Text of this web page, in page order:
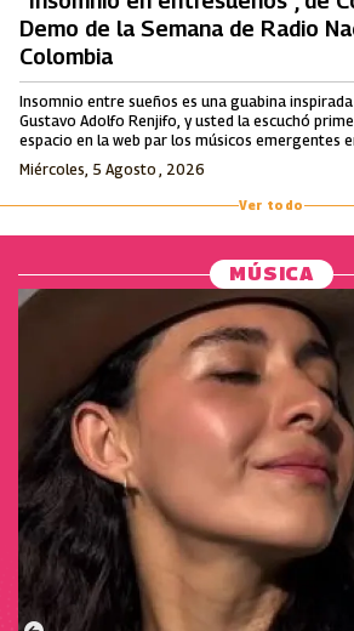
Demo de la Semana de Radio
Colombia
Insomnio entre sueños es una guabina
Gustavo Adolfo Renjifo, y usted la escuchó
espacio en la web par los músicos emergentes
Colombia.
Miércoles, 5 Agosto , 2026
Ver todo
MÚSICA